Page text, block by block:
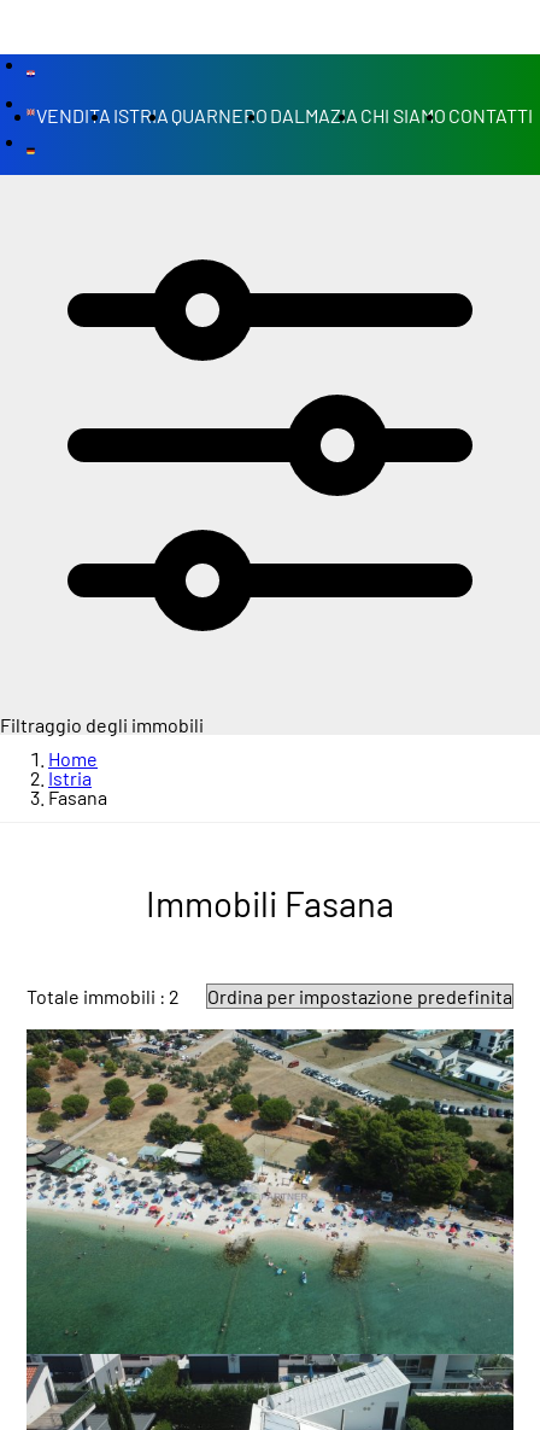
VENDITA ISTRIA QUARNERO DALMAZIA CHI SIAMO CONTATTI
Filtraggio degli immobili
Home
Istria
Fasana
Immobili Fasana
Totale immobili : 2